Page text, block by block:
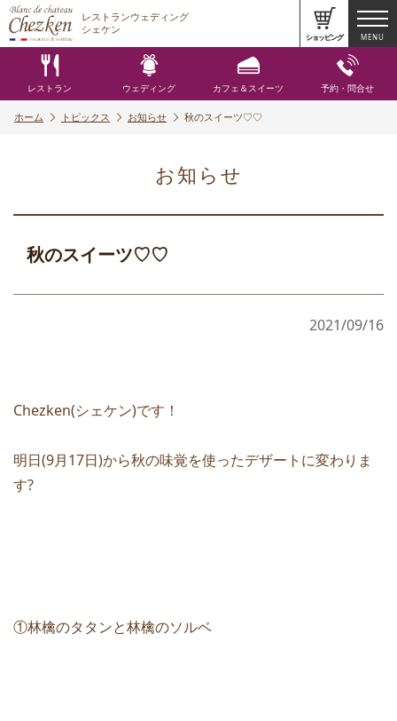
レストランウェディング
シェケン
レストラン ウェディング カフェ＆スイーツ 予約・問合せ
ショッピング MENU
ホーム トピックス お知らせ 秋のスイーツ♡♡
お知らせ
秋のスイーツ♡♡
2021/09/16
Chezken(シェケン)です！
明日(9月17日)から秋の味覚を使ったデザートに変わりま
す?
①林檎のタタンと林檎のソルベ